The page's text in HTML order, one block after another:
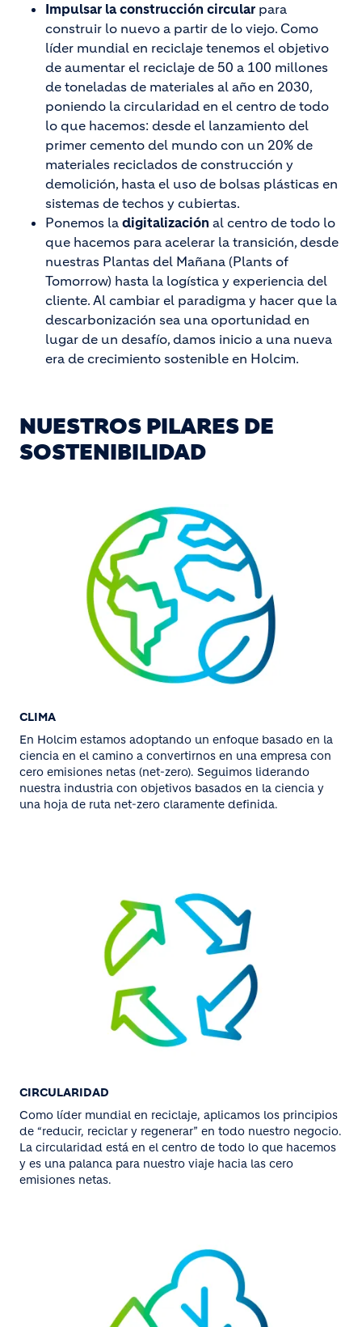
Impulsar la construcción circular para
construir lo nuevo a partir de lo viejo. Como
líder mundial en reciclaje tenemos el objetivo
de aumentar el reciclaje de 50 a 100 millones
de toneladas de materiales al año en 2030,
poniendo la circularidad en el centro de todo
lo que hacemos: desde el lanzamiento del
primer cemento del mundo con un 20% de
materiales reciclados de construcción y
demolición, hasta el uso de bolsas plásticas en
sistemas de techos y cubiertas.
Ponemos la digitalización al centro de todo lo
que hacemos para acelerar la transición, desde
nuestras Plantas del Mañana (Plants of
Tomorrow) hasta la logística y experiencia del
cliente. Al cambiar el paradigma y hacer que la
descarbonización sea una oportunidad en
lugar de un desafío, damos inicio a una nueva
era de crecimiento sostenible en Holcim.
NUESTROS PILARES DE
SOSTENIBILIDAD
CLIMA
En Holcim estamos adoptando un enfoque basado en la
ciencia en el camino a convertirnos en una empresa con
cero emisiones netas (net-zero). Seguimos liderando
nuestra industria con objetivos basados en la ciencia y
una hoja de ruta net-zero claramente definida.
CIRCULARIDAD
Como líder mundial en reciclaje, aplicamos los principios
de “reducir, reciclar y regenerar” en todo nuestro negocio.
La circularidad está en el centro de todo lo que hacemos
y es una palanca para nuestro viaje hacia las cero
emisiones netas.